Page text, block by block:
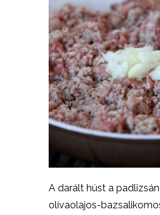
A darált húst a
olívaolajos-